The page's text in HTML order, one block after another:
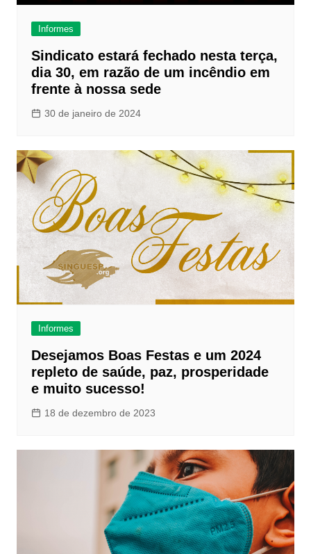
Informes
Sindicato estará fechado nesta terça,
dia 30, em razão de um incêndio em
frente à nossa sede
30 de janeiro de 2024
Informes
Desejamos Boas Festas e um 2024
repleto de saúde, paz, prosperidade
e muito sucesso!
18 de dezembro de 2023